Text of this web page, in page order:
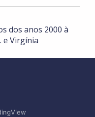
dos anos 2000 à
e Virgínia